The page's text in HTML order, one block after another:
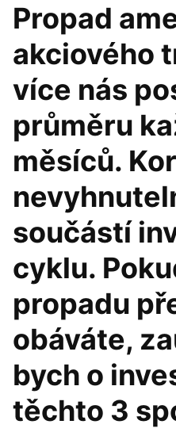
Propad
akciového
více nás
průměru
měsíců.
součástí
cyklu.
propadu
obáváte,
bych o
těchto 3